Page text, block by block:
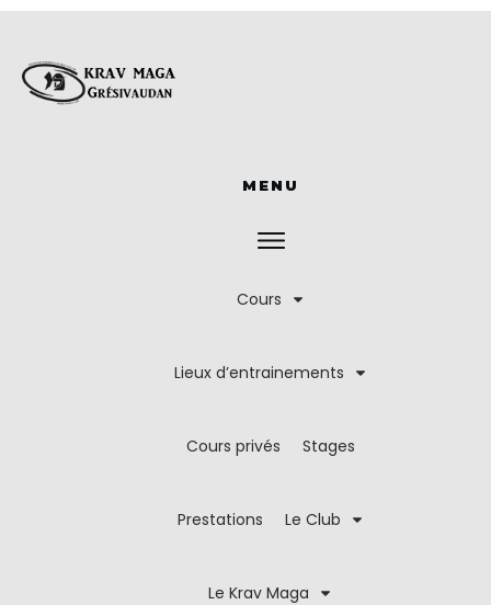
MENU
Cours
Lieux d’entrainements
Cours privés Stages
Prestations Le Club
Le Krav Maga